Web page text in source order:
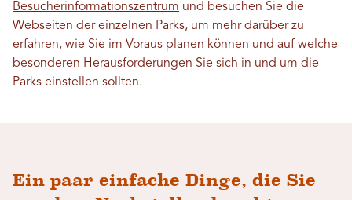
Besucherinformationszentrum und besuchen Sie die
Webseiten der einzelnen Parks, um mehr darüber zu
erfahren, wie Sie im Voraus planen können und auf welche
besonderen Herausforderungen Sie sich in und um die
Parks einstellen sollten.
Ein paar einfache Dinge, die Sie